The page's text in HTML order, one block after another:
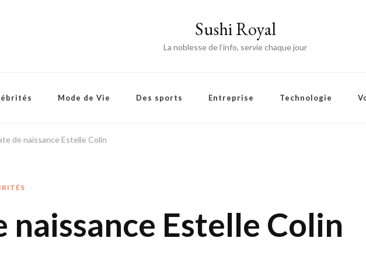
Sushi Royal
La noblesse de l’info, servie chaque jour
Mode de Vie Des sports Entreprise Technologie
de naissance Estelle Colin
naissance Estelle Colin